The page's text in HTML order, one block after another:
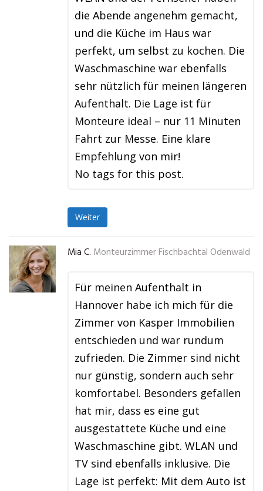
die Abende angenehm gemacht,
und die Küche im Haus war
perfekt, um selbst zu kochen. Die
Waschmaschine war ebenfalls
sehr nützlich für meinen längeren
Aufenthalt. Die Lage ist für
Monteure ideal – nur 11 Minuten
Fahrt zur Messe. Eine klare
Empfehlung von mir!
No tags for this post.
Weiter
Mia C. Monteurzimmer Fischbachtal Odenwald
Für meinen Aufenthalt in
Hannover habe ich mich für die
Zimmer von Kasper Immobilien
entschieden und war rundum
zufrieden. Die Zimmer sind nicht
nur günstig, sondern auch sehr
komfortabel. Besonders gefallen
hat mir, dass es eine gut
ausgestattete Küche und eine
Waschmaschine gibt. WLAN und
TV sind ebenfalls inklusive. Die
Lage ist perfekt: Mit dem Auto ist